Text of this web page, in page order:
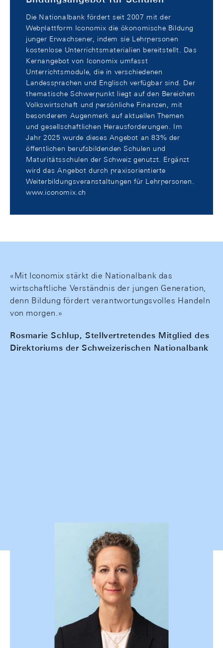
Die Nationalbank fördert seit 2007 mit der
Webplattform Iconomix die ökonomische Bildung
junger Erwachsener, indem sie Lehrpersonen
kostenlose Unterrichtsmaterialien bereitstellt. Das
Kernangebot von Iconomix umfasst
Unterrichtsmodule, die in verschiedenen
Landessprachen und Englisch verfügbar sind. Der
thematische Schwerpunkt liegt auf den Bereichen
Volkswirtschaft und persönliche Finanzen, mit
besonderem Augenmerk auf aktuellen Themen
und gesellschaftlichen Herausforderungen. Im
Jahr 2025 wurde dieses Angebot an 83% der
öffentlichen berufsbildenden Schulen und
Maturitätsschulen der Schweiz genutzt. Ergänzt
wird das Angebot durch praxisorientierte
Weiterbildungsveranstaltungen für Lehrpersonen.
www.iconomix.ch
«Mit Iconomix stärkt die Nationalbank das
wirtschaftliche Verständnis der jungen Generation,
denn Bildung fördert verantwortungsvolles Handeln
von morgen.»
Rosmarie Schlup, Stellvertretendes Mitglied des
Direktoriums der Schweizerischen Nationalbank
Verwaltung der Aktiven
Bei der Bewirtschaftung von Wertschriften privater
Emittenten berücksichtigt die Nationalbank auch
Aspekte, die nicht-finanzieller Natur sind. Sie